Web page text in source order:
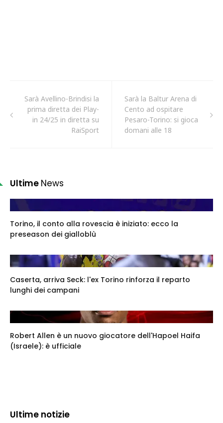
Sarà Avellino-Brindisi la
prima diretta dei Play-
in 24/25 in diretta su
RaiSport
Sarà la Baltur Arena di
Cento ad ospitare
Pesaro-Torino: si gioca
domani alle 18
Ultime News
Torino, il conto alla rovescia è iniziato: ecco la
preseason dei gialloblù
Caserta, arriva Seck: l'ex Torino rinforza il reparto
lunghi dei campani
Robert Allen è un nuovo giocatore dell'Hapoel Haifa
(Israele): è ufficiale
Ultime notizie